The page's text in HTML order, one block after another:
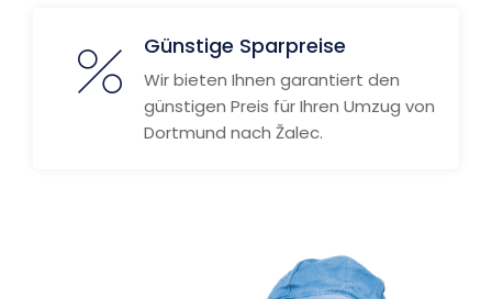
Günstige Sparpreise
Wir bieten Ihnen garantiert den
günstigen Preis für Ihren Umzug von
Dortmund nach Žalec.